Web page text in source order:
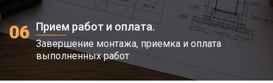
06 Прием работ и оплата.
Завершение монтажа, приемка и оплата
выполненных работ